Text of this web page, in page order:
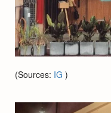
(Sources: IG )